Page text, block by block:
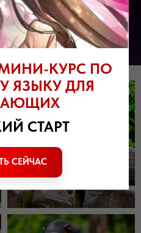
КУРС ПО
ЯЗЫКУ ДЛЯ
СТАРТ
СЕЙЧАС